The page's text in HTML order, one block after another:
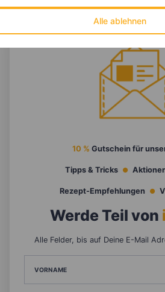
Alle ablehnen
10 % Gutschein für
Tipps & Tricks
Rezept-Empfehlungen
Werde Teil von
Alle Felder, bis auf Deine E-Mail
VORNAME